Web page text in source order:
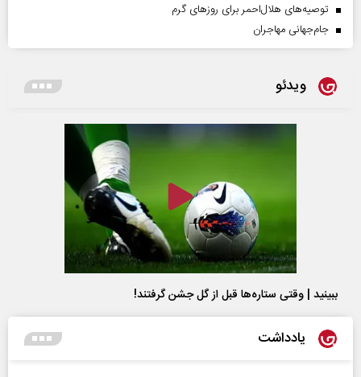
توصیه‌های هلال‌احمر برای روز‌های گرم
جام‌جهانی مهاجران
ویدئو
ببینید | وقتی ستاره‌ها قبل از گل جشن گرفتند!
یادداشت